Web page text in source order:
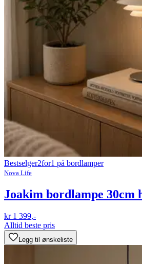
Bestselger2for1 på bordlamper
Nova Life
Joakim bordlampe 30cm
kr 1 399,-
Alltid beste pris
Legg til ønskeliste